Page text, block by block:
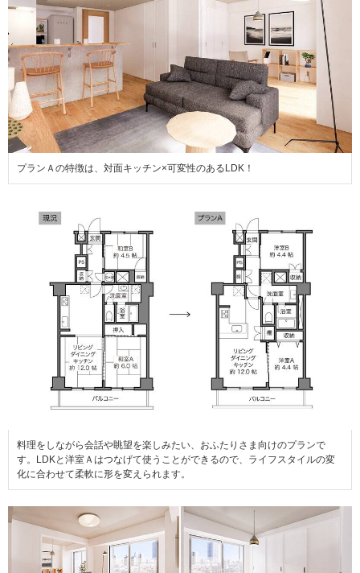
プランＡの特徴は、対面キッチン×可変性のあるLDK！
料理をしながら会話や眺望を楽しみたい、おふたりさま向けのプランで
す。LDKと洋室Ａはつなげて使うことができるので、ライフスタイルの変
化に合わせて柔軟に形を変えられます。